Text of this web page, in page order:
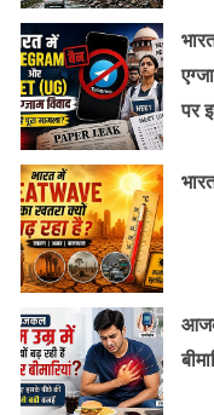
की वजह से
दूर रखना चाहिए।
ऐसे व्यक्ति को
जगहों पर जाना
विचारों से युक्त
पर